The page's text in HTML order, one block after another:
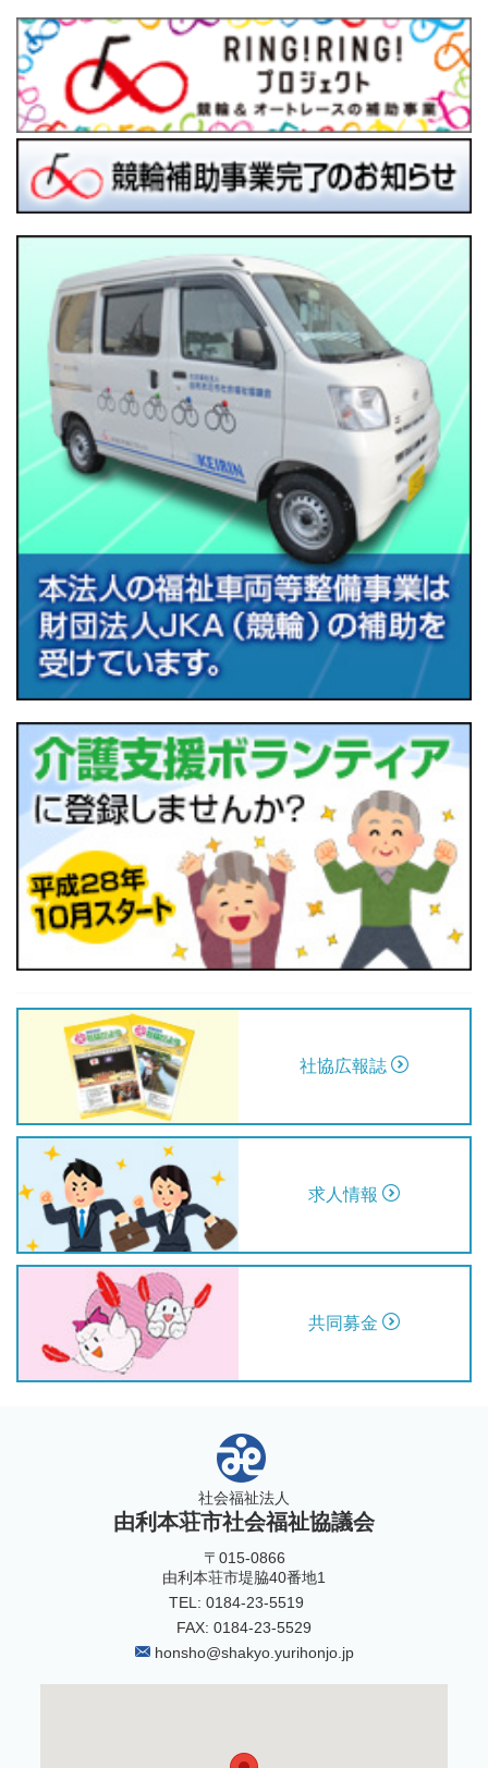
社協広報誌
求人情報
共同募金
社会福祉法人
由利本荘市社会福祉協議会
〒015-0866
由利本荘市堤脇40番地1
TEL: 0184-23-5519
FAX: 0184-23-5529
honsho@shakyo.yurihonjo.jp